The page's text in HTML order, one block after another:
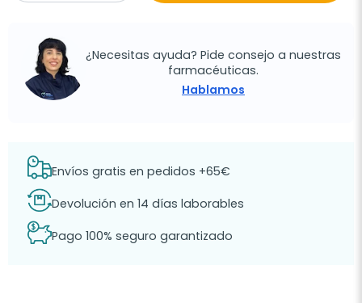
¿Necesitas ayuda? Pide consejo a nuestras
farmacéuticas.
Hablamos
Envíos gratis en pedidos +65€
Devolución en 14 días laborables
Pago 100% seguro garantizado